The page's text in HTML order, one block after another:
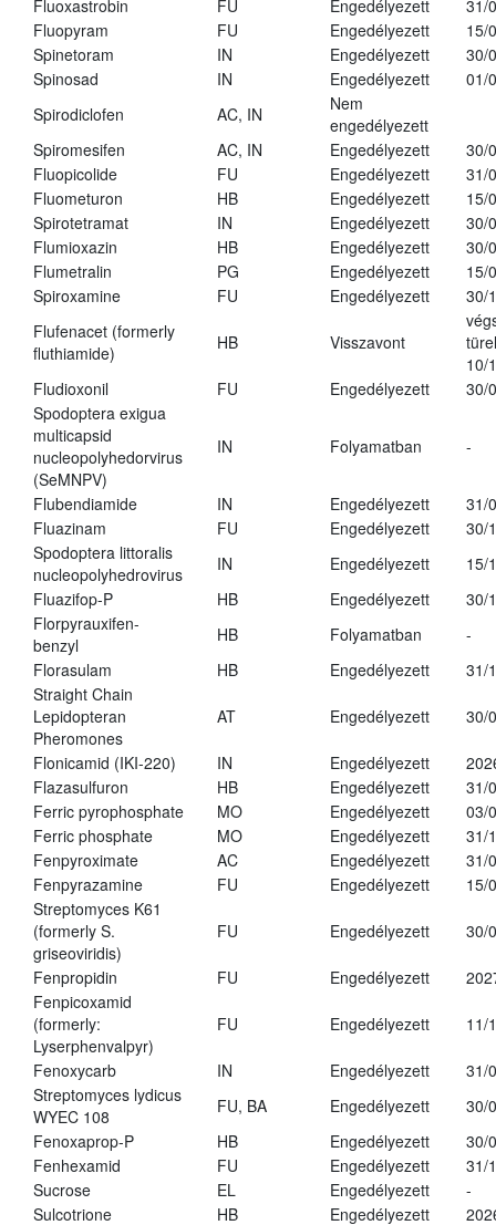
Fluoxastrobin
FU Engedélyezett
31/
Fluopyram
FU Engedélyezett
15/
Spinetoram
IN Engedélyezett
30/
Spinosad
IN Engedélyezett
01/
Spirodiclofen
AC, IN
Nem
engedélyezett
Spiromesifen
AC, IN Engedélyezett
30/
Fluopicolide
FU Engedélyezett
31/
Fluometuron
HB Engedélyezett
15/
Spirotetramat
IN Engedélyezett
30/
Flumioxazin
HB Engedélyezett
30/
Flumetralin
PG Engedélyezett
15/
Spiroxamine
FU Engedélyezett
30/
Flufenacet (formerly
fluthiamide)
HB Visszavont
10/
Fludioxonil
FU Engedélyezett
30/
Spodoptera exigua
multicapsid
nucleopolyhedorvirus
(SeMNPV)
IN Folyamatban -
Flubendiamide IN Engedélyezett
31/
Fluazinam
FU Engedélyezett
30/
Spodoptera littoralis
nucleopolyhedrovirus
IN Engedélyezett
15/
Fluazifop-P
HB Engedélyezett
30/
Florpyrauxifen-
benzyl
HB Folyamatban
-
Florasulam
HB Engedélyezett
31/
Straight Chain
Lepidopteran
Pheromones
AT Engedélyezett 30/
Flonicamid (IKI-220) IN Engedélyezett
Flazasulfuron
HB Engedélyezett
31/
Ferric pyrophosphate
MO Engedélyezett
03/
Ferric phosphate
MO Engedélyezett
31/
Fenpyroximate
AC Engedélyezett
31/
Fenpyrazamine
FU Engedélyezett
15/
Streptomyces K61
(formerly S.
griseoviridis)
FU Engedélyezett 30/
Fenpropidin FU Engedélyezett
Fenpicoxamid
(formerly:
Lyserphenvalpyr)
FU Engedélyezett 11/
Fenoxycarb IN Engedélyezett
31/
Streptomyces lydicus
WYEC 108
FU, BA Engedélyezett
30/
Fenoxaprop-P
HB Engedélyezett
30/
Fenhexamid
FU Engedélyezett
31/
Sucrose
EL Engedélyezett
-
Sulcotrione
HB Engedélyezett